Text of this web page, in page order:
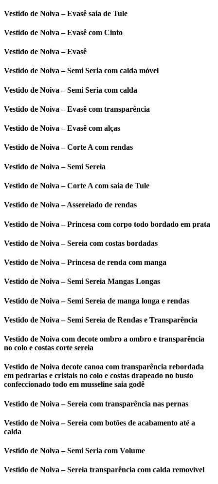
Vestido de Noiva – Evasê saia de Tule
Vestido de Noiva – Evasê com Cinto
Vestido de Noiva – Evasê
Vestido de Noiva – Semi Seria com calda móvel
Vestido de Noiva – Semi Seria com calda
Vestido de Noiva – Evasê com transparência
Vestido de Noiva – Evasê com alças
Vestido de Noiva – Corte A com rendas
Vestido de Noiva – Semi Sereia
Vestido de Noiva – Corte A com saia de Tule
Vestido de Noiva – Assereiado de rendas
Vestido de Noiva – Princesa com corpo todo bordado em prata
Vestido de Noiva – Sereia com costas bordadas
Vestido de Noiva – Princesa de renda com manga
Vestido de Noiva – Semi Sereia Mangas Longas
Vestido de Noiva – Semi Sereia de manga longa e rendas
Vestido de Noiva – Semi Sereia de Rendas e Transparência
Vestido de Noiva com decote ombro a ombro e transparência
no colo e costas corte sereia
Vestido de Noiva decote canoa com transparência rebordada
em pedrarias e cristais no colo e costas drapeado no busto
confeccionado todo em musseline saia godê
Vestido de Noiva – Sereia com transparência nas pernas
Vestido de Noiva – Sereia com botões de acabamento até a
calda
Vestido de Noiva – Semi Seria com Volume
Vestido de Noiva – Sereia transparência com calda removível